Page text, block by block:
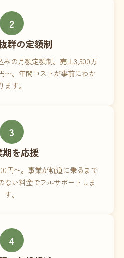
2
群の定額制
の月額定額制。売上3,500万
〜。年間コストが事前にわか
ります。
3
期を応援
円〜。事業が軌道に乗るまで
ない料金でフルサポートしま
す。
4